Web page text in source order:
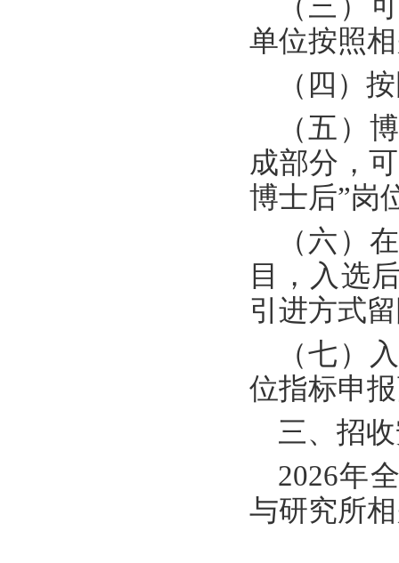
单位按照
（四）
（五）
成部分，
博士后”岗
（六）
目，入选
引进方式
（七）
位指标申
三、招
2026年
与研究所